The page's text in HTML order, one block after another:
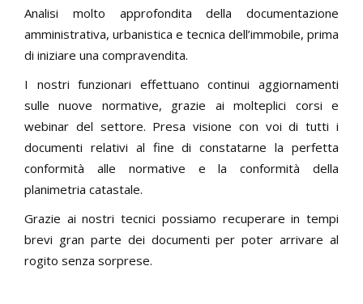
Analisi molto approfondita della documentazione
amministrativa, urbanistica e tecnica dell’immobile, prima
di iniziare una compravendita.
I nostri funzionari effettuano continui aggiornamenti
sulle nuove normative, grazie ai molteplici corsi e
webinar del settore. Presa visione con voi di tutti i
documenti relativi al fine di constatarne la perfetta
conformità alle normative e la conformità della
planimetria catastale.
Grazie ai nostri tecnici possiamo recuperare in tempi
brevi gran parte dei documenti per poter arrivare al
rogito senza sorprese.